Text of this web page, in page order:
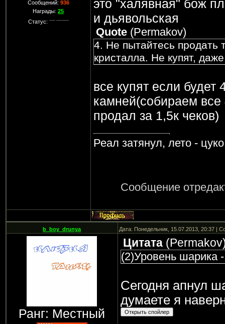
Сообщений: 936
Награды: 25
Статус:
это "халявная" бож
и дьявольская
Quote(Permakov)
4. Не пытайтесь продать
кристалла. Не купят,
все купят если будет
камней(собираем
продал за 1,5к чеков)
Реал затянул, лето -
Сообщение
b_boy_drunya Дата: Понедельник, 15.07.2013, 20:37 |
Ранг: Местный
Цитата(Permakov
(2)Уровень шарика
Сегодня апнул
думаете я